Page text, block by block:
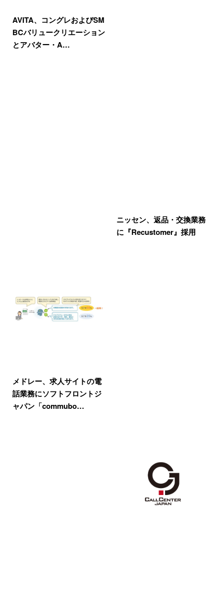
AVITA、コングレおよびSM
BCバリュークリエーション
とアバター・A…
ニッセン、返品・交換業務
に『Recustomer』採用
メドレー、求人サイトの電
話業務にソフトフロントジ
ャパン「commubo…